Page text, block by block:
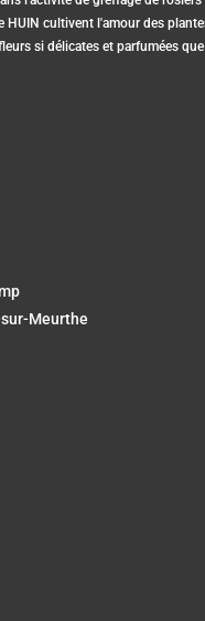
HUIN cultivent l'amour des
si délicates et parfumées
Meurthe